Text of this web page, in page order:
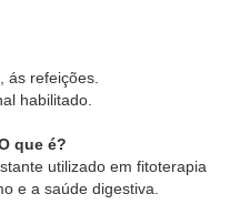
ás refeições.
habilitado.
que é?
utilizado em fitoterapia
e a saúde digestiva.